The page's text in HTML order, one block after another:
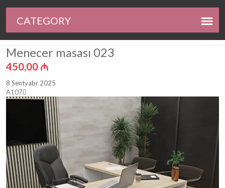
Menecer masası 023
450,00 ₼
8 Sentyabr 2025
A107